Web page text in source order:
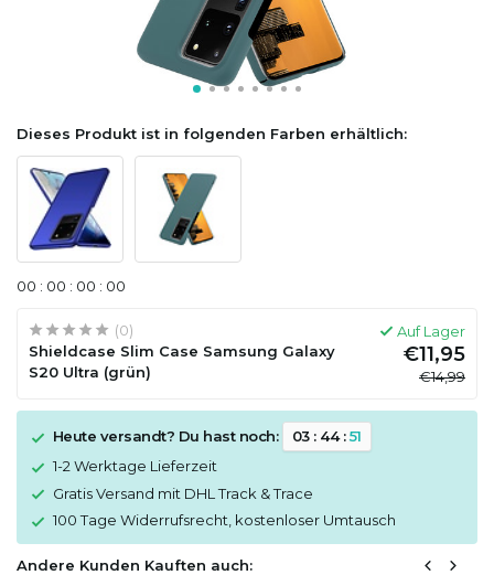
Dieses Produkt ist in folgenden Farben erhältlich:
00 : 00 : 00 : 00
(0)
Shieldcase Slim Case Samsung Galaxy
S20 Ultra (grün)
Auf Lager
€11,95
€14,99
Heute versandt? Du hast noch: 03: 44:51
1-2 Werktage Lieferzeit
Gratis Versand mit DHL Track & Trace
100 Tage Widerrufsrecht, kostenloser Umtausch
Andere Kunden Kauften auch: